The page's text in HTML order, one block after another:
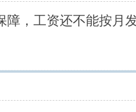
，工资还不能按月